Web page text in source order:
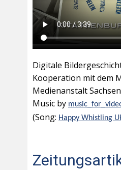
Digitale
Kooperation mit dem
Medienanstalt
Music by
(Song: Happy Whistling